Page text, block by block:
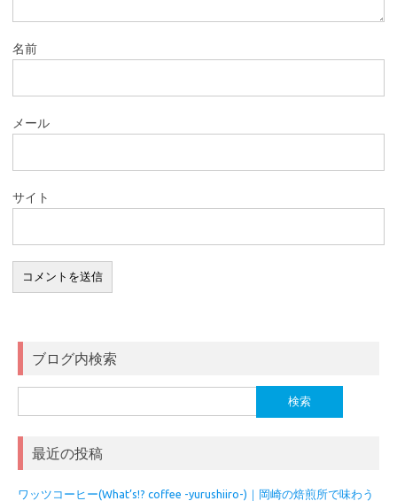
名前
メール
サイト
ブログ内検索
索:
最近の投稿
ワッツコーヒー(What’s!? coffee -yurushiiro-)｜岡崎の焙煎所で味わう